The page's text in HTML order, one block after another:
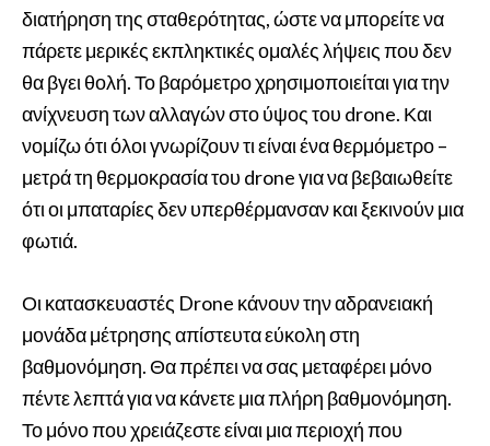
διατήρηση της σταθερότητας, ώστε να μπορείτε να
πάρετε μερικές εκπληκτικές ομαλές λήψεις που δεν
θα βγει θολή. Το βαρόμετρο χρησιμοποιείται για την
ανίχνευση των αλλαγών στο ύψος του drone. Και
νομίζω ότι όλοι γνωρίζουν τι είναι ένα θερμόμετρο –
μετρά τη θερμοκρασία του drone για να βεβαιωθείτε
ότι οι μπαταρίες δεν υπερθέρμανσαν και ξεκινούν μια
φωτιά.
Οι κατασκευαστές Drone κάνουν την αδρανειακή
μονάδα μέτρησης απίστευτα εύκολη στη
βαθμονόμηση. Θα πρέπει να σας μεταφέρει μόνο
πέντε λεπτά για να κάνετε μια πλήρη βαθμονόμηση.
Το μόνο που χρειάζεστε είναι μια περιοχή που